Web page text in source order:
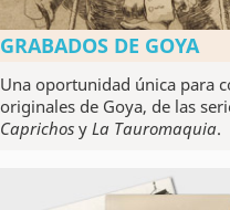
GRABADOS DE GOYA
Una oportunidad única para
originales de Goya, de las
Caprichosy La Tauromaquia.